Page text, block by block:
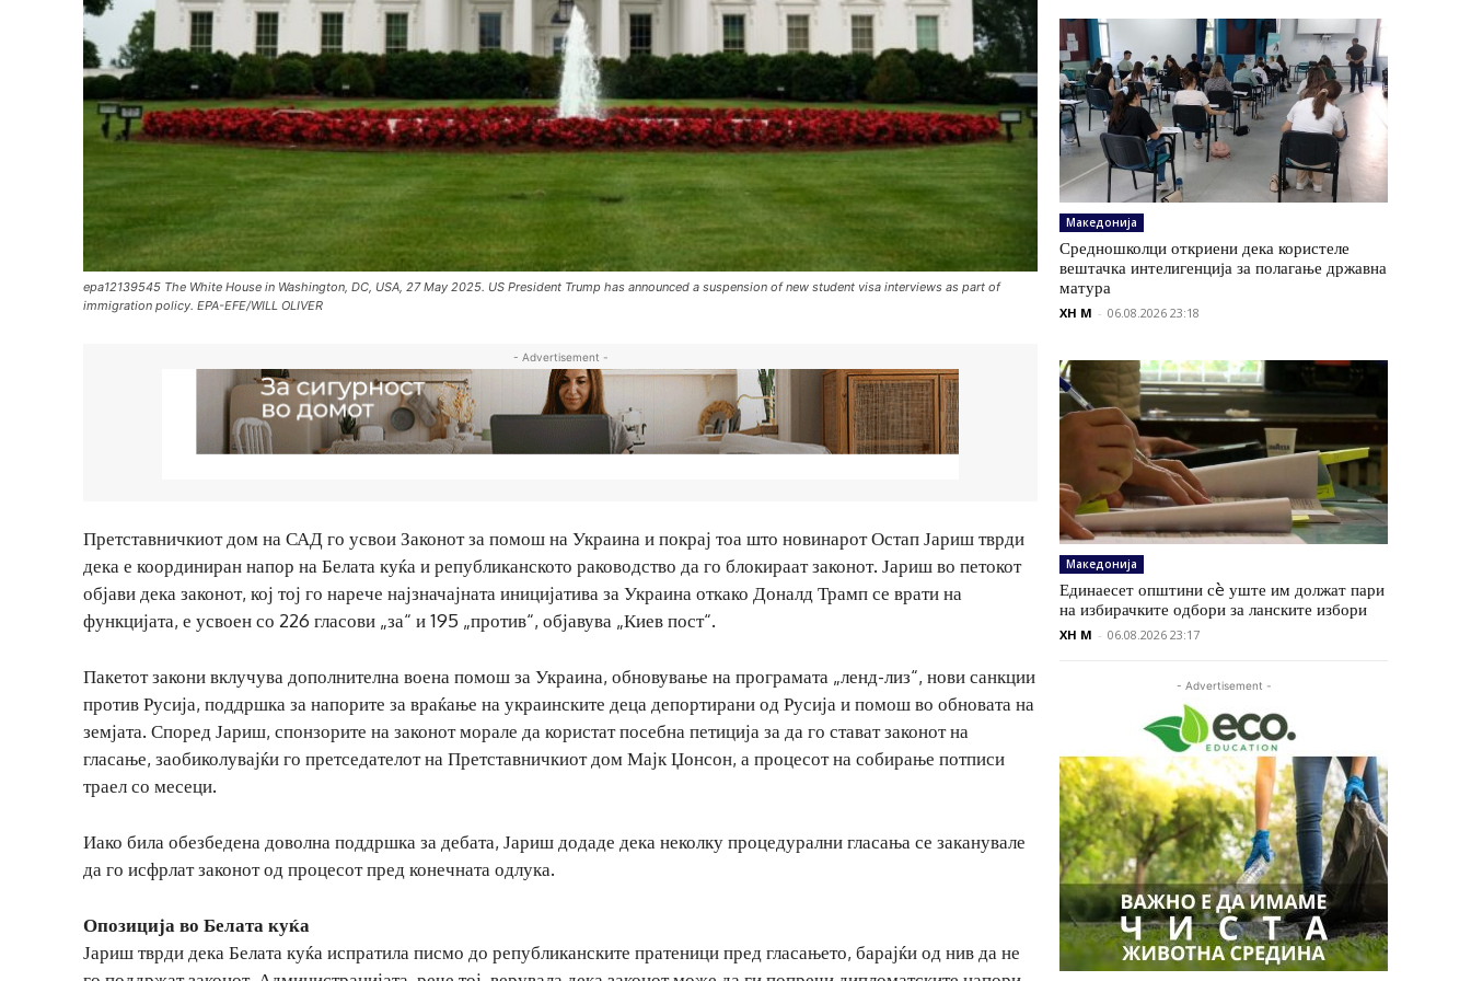
epa12139545 The White House in Washington, DC, USA, 27 May 2025. US President Trump has announced a suspension of new student visa interviews as part of
immigration policy. EPA-EFE/WILL OLIVER
- Advertisement -
Претставничкиот дом на САД го усвои Законот за помош на Украина и покрај тоа што новинарот Остап Јариш тврди
дека е координиран напор на Белата куќа и републиканското раководство да го блокираат законот. Јариш во петокот
објави дека законот, кој тој го нарече најзначајната иницијатива за Украина откако Доналд Трамп се врати на
функцијата, е усвоен со 226 гласови „за“ и 195 „против“, објавува „Киев пост“.
Пакетот закони вклучува дополнителна воена помош за Украина, обновување на програмата „ленд-лиз“, нови санкции
против Русија, поддршка за напорите за враќање на украинските деца депортирани од Русија и помош во обновата на
земјата. Според Јариш, спонзорите на законот морале да користат посебна петиција за да го стават законот на
гласање, заобиколувајќи го претседателот на Претставничкиот дом Мајк Џонсон, а процесот на собирање потписи
траел со месеци.
Иако била обезбедена доволна поддршка за дебата, Јариш додаде дека неколку процедурални гласања се заканувале
да го исфрлат законот од процесот пред конечната одлука.
Опозиција во Белата куќа
Јариш тврди дека Белата куќа испратила писмо до републиканските пратеници пред гласањето, барајќи од нив да не
Македонија
Средношколци откриени дека користеле
вештачка интелигенција за полагање државна
матура
XH M - 06.08.2026 23:18
Македонија
Единаесет општини сè уште им должат пари
на избирачките одбори за ланските избори
XH M - 06.08.2026 23:17
- Advertisement -